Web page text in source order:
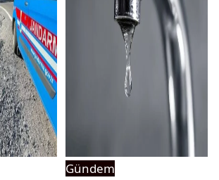
Gündem